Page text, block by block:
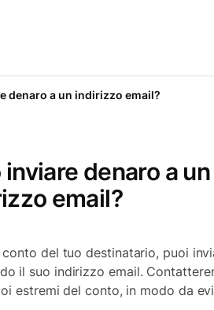
denaro a un indirizzo email?
denaro a un
email?
del tuo destinatario, puoi
il suo indirizzo email.
estremi del conto, in modo da